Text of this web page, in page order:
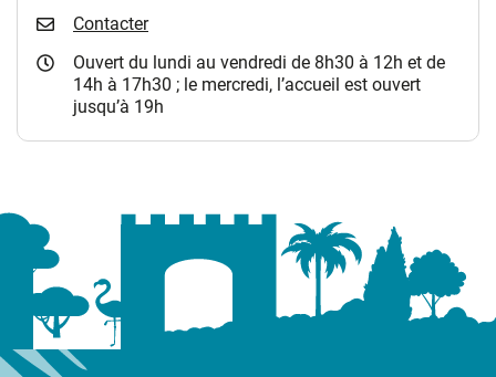
Contacter
Ouvert du lundi au vendredi de 8h30 à 12h et de
14h à 17h30 ; le mercredi, l’accueil est ouvert
jusqu’à 19h